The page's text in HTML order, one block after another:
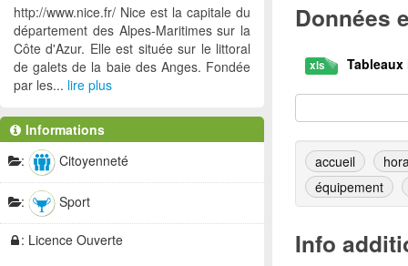
Données
xls
accueil
équipement
Info
http://www.nice.fr/ Nice est la capitale du
département des Alpes-Maritimes sur la
Côte d'Azur. Elle est située sur le littoral
de galets de la baie des Anges. Fondée
par les... lire plus
Informations
:
Citoyenneté
: Sport
: Licence Ouverte